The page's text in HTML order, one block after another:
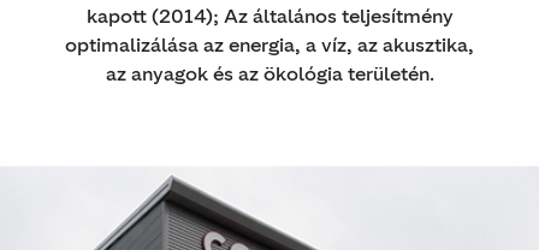
kapott (2014); Az általános teljesítmény
optimalizálása az energia, a víz, az akusztika,
az anyagok és az ökológia területén.